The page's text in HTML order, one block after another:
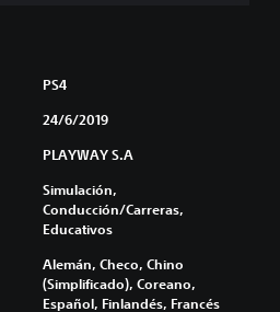
PS4
24/6/2019
PLAYWAY S.A
Simulación,
Conducción/Carreras,
Educativos
Alemán, Checo, Chino
(Simplificado), Coreano,
Español, Finlandés, Francés